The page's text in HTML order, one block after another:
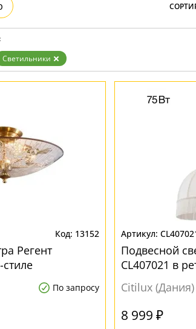
Золото
Хром
Черные
Светильники
13152
Регент
стиле
По запросу
Подвесной
CL407021 в
Citilux (Дания)
8 999 ₽